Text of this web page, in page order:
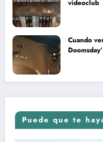
videoclub
Cuando
Puede que te